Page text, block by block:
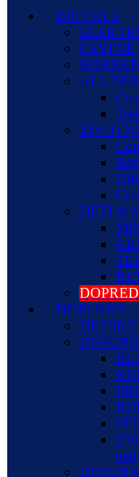
BICYKLE
CESTNÉ
HORSKÉ
ALL
DETI &
DOPLNKY
deti